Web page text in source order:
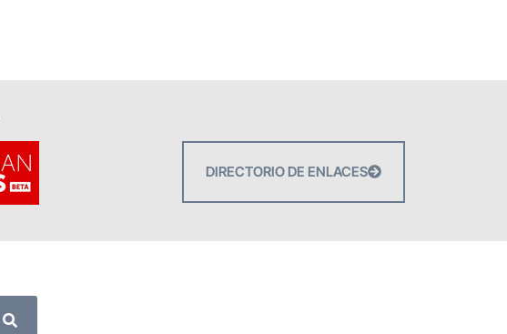
DIRECTORIO DE ENLACES